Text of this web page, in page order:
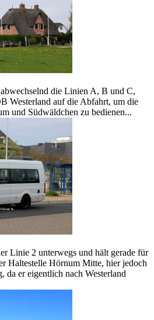
die Linien A, B und C,
Westerland auf die Abfahrt, um die
und Südwäldchen zu bedienen...
Linie 2 unterwegs und hält gerade für
Haltestelle Hörnum Mitte, hier jedoch
da er eigentlich nach Westerland